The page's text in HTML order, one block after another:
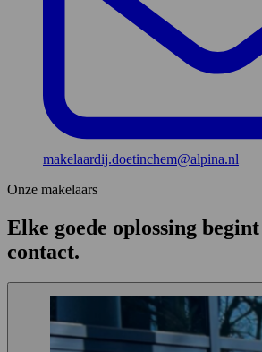
makelaardij.doetinchem@alpina.nl
Onze makelaars
Elke goede oplossing
contact.